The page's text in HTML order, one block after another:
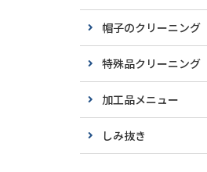
帽子のクリーニング
特殊品クリーニング
加工品メニュー
しみ抜き